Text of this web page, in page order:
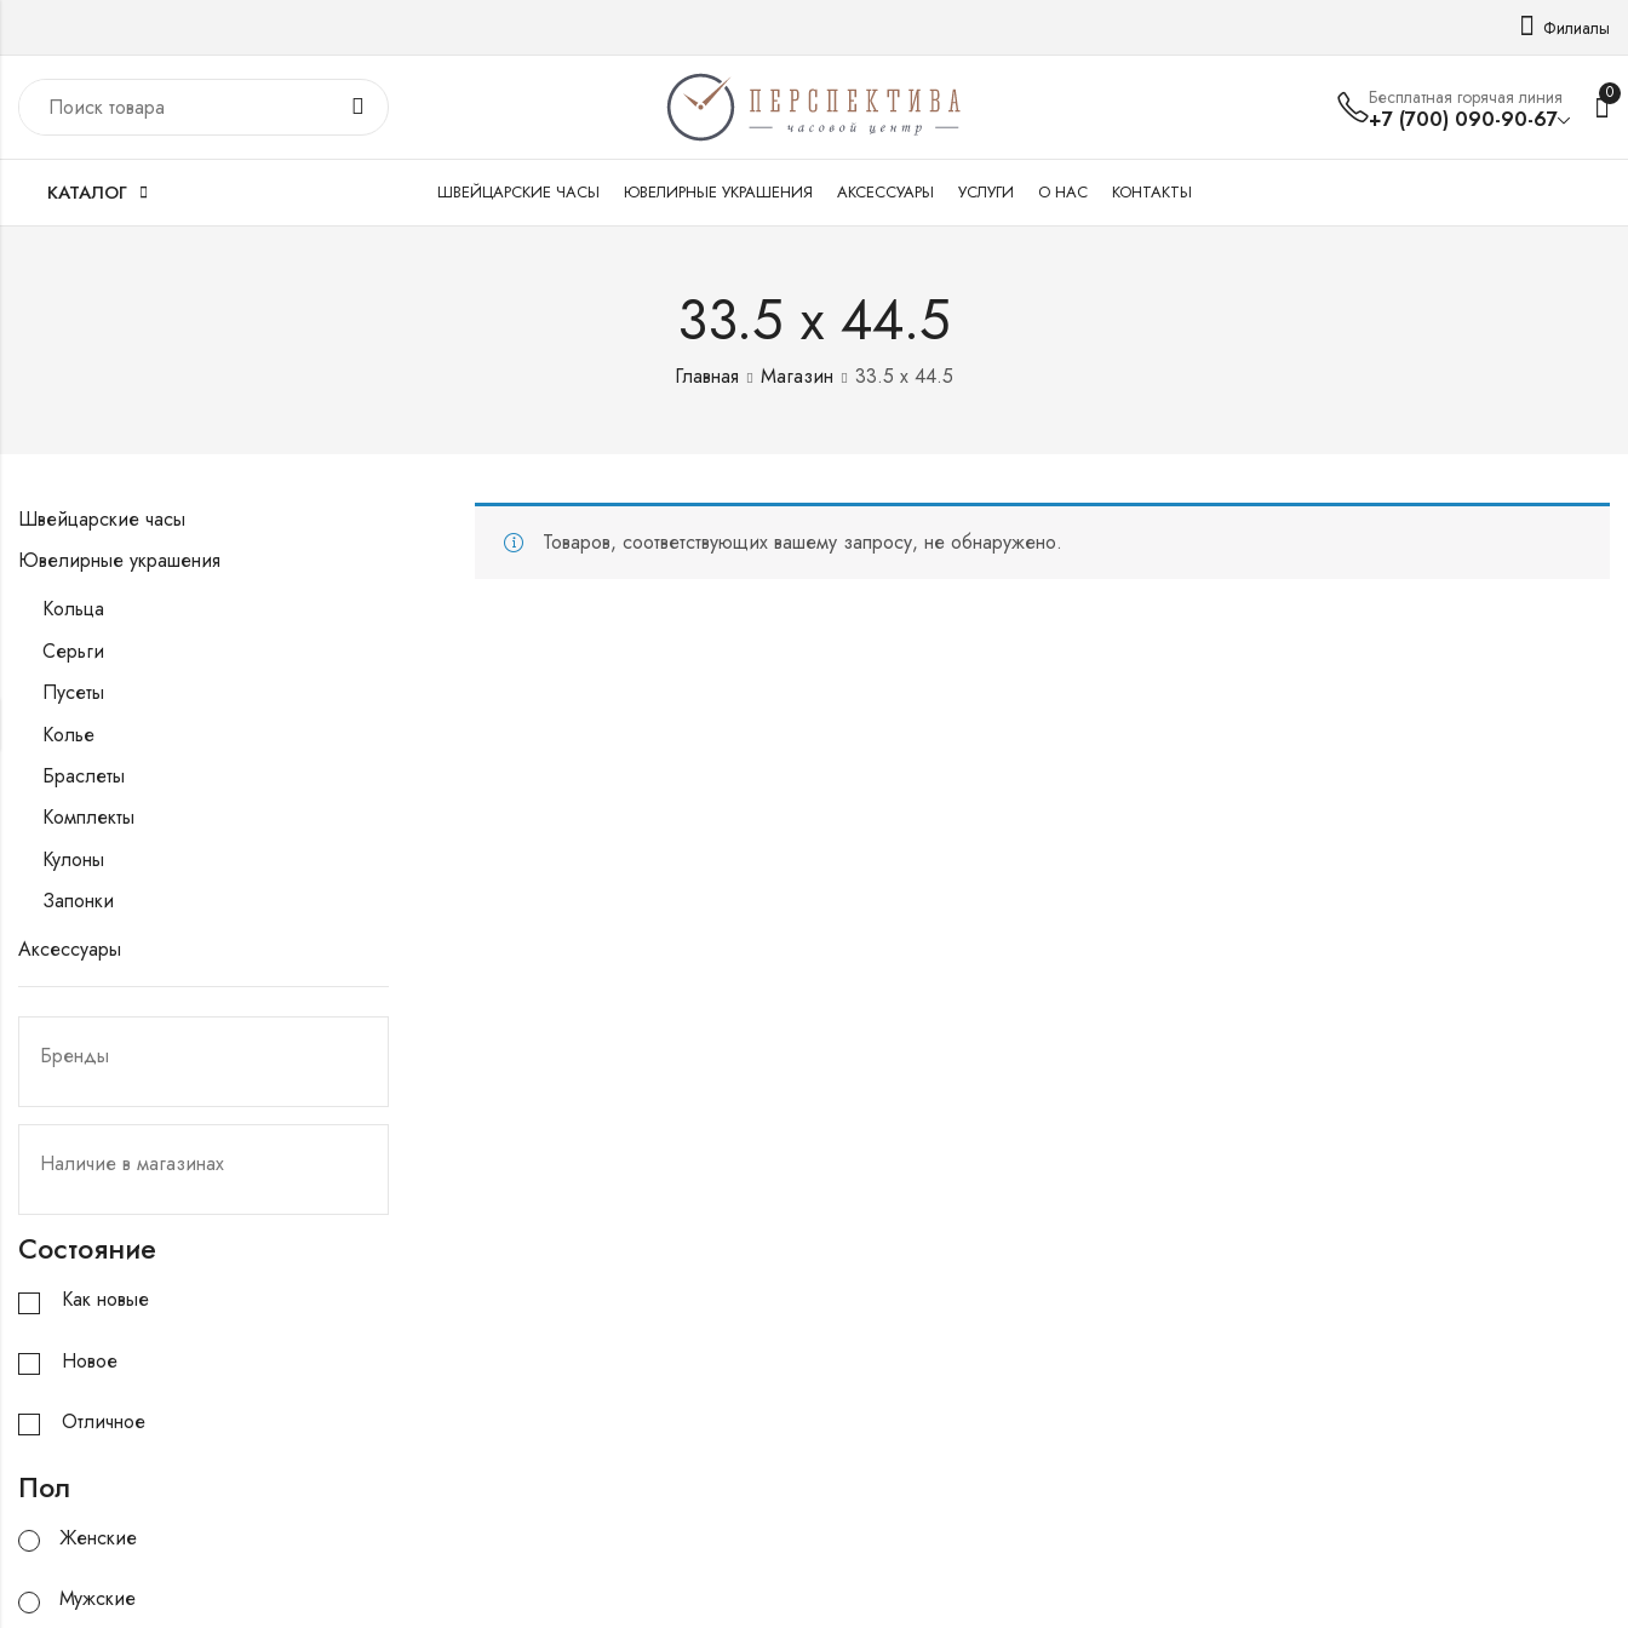
Филиалы
Бесплатная горячая линия
+7 (700) 090-90-67
0
КАТАЛОГ ШВЕЙЦАРСКИЕ ЧАСЫ ЮВЕЛИРНЫЕ УКРАШЕНИЯ АКСЕССУАРЫ УСЛУГИ О НАС КОНТАКТЫ
33.5 x 44.5
Главная Магазин 33.5 x 44.5
Товаров, соответствующих вашему запросу, не обнаружено.
Швейцарские часы
Ювелирные украшения
Кольца
Серьги
Пусеты
Колье
Браслеты
Комплекты
Кулоны
Запонки
Аксессуары
Состояние
Как новые
Новое
Отличное
Пол
Женские
Мужские